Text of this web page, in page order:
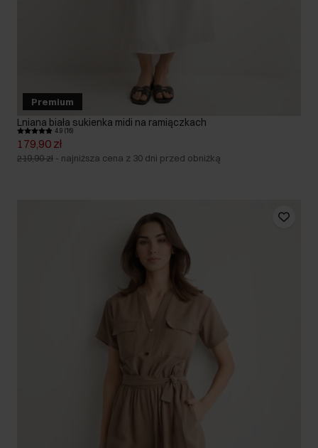
Premium
Lniana biała sukienka midi na ramiączkach
4.9 (16)
179,90 zł
219,90 zł - najniższa cena z 30 dni przed obniżką